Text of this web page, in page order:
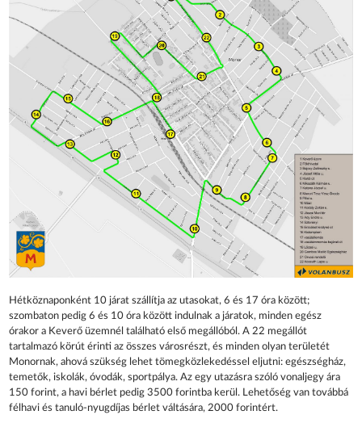
Hétköznaponként 10 járat szállítja az utasokat, 6 és 17 óra között;
szombaton pedig 6 és 10 óra között indulnak a járatok, minden egész
órakor a Keverő üzemnél található első megállóból. A 22 megállót
tartalmazó körút érinti az összes városrészt, és minden olyan területét
Monornak, ahová szükség lehet tömegközlekedéssel eljutni: egészségház,
temetők, iskolák, óvodák, sportpálya. Az egy utazásra szóló vonaljegy ára
150 forint, a havi bérlet pedig 3500 forintba kerül. Lehetőség van továbbá
félhavi és tanuló-nyugdíjas bérlet váltására, 2000 forintért.